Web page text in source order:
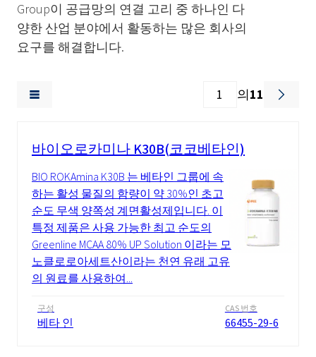
Group이 공급망의 연결 고리 중 하나인 다
양한 산업 분야에서 활동하는 많은 회사의
요구를 해결합니다.
의11
바이오로카미나 K30B(코코베타인)
BIO ROKAmina K30B 는 베타인 그룹에 속
하는 활성 물질의 함량이 약 30%인 초고
순도 무색 양쪽성 계면활성제입니다. 이
특정 제품은 사용 가능한 최고 순도의
Greenline MCAA 80% UP Solution 이라는 모
노클로로아세트산이라는 천연 유래 고유
의 원료를 사용하여...
구성
베타 인
CAS 번호
66455-29-6